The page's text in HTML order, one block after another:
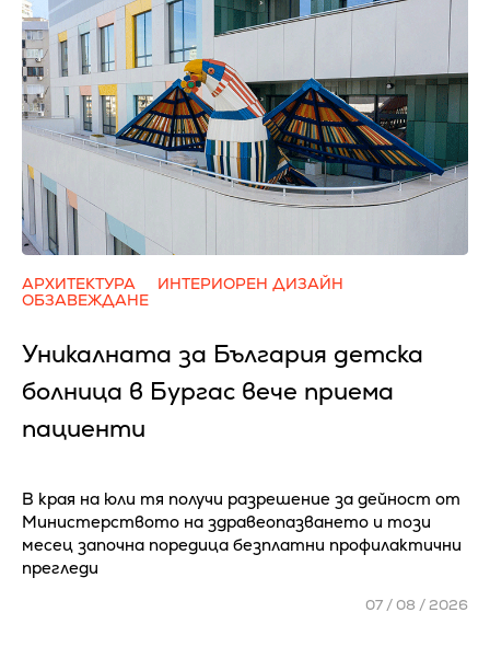
АРХИТЕКТУРА
ИНТЕРИОРЕН ДИЗАЙН
ОБЗАВЕЖДАНЕ
Уникалната за България детска
болница в Бургас вече приема
пациенти
В края на юли тя получи разрешение за дейност от
Министерството на здравеопазването и този
месец започна поредица безплатни профилактични
прегледи
07 / 08 / 2026